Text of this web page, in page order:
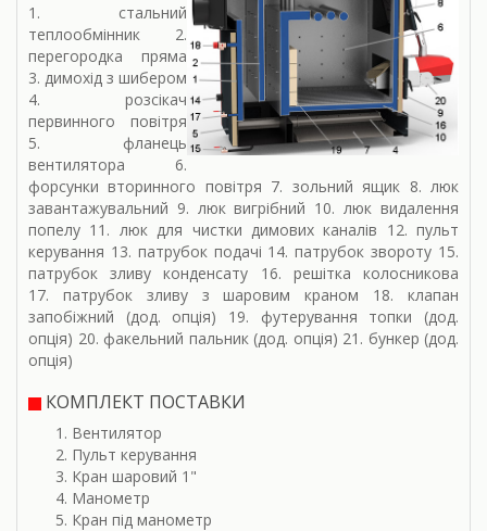
1. стальний
теплообмінник 2.
перегородка пряма
3. димохід з шибером
4. розсікач
первинного повітря
5. фланець
вентилятора 6.
форсунки вторинного повітря 7. зольний ящик 8. люк
завантажувальний 9. люк вигрібний 10. люк видалення
попелу 11. люк для чистки димових каналів 12. пульт
керування 13. патрубок подачі 14. патрубок звороту 15.
патрубок зливу конденсату 16. решітка колосникова
17. патрубок зливу з шаровим краном 18. клапан
запобіжний (дод. опція) 19. футерування топки (дод.
опція) 20. факельний пальник (дод. опція) 21. бункер (дод.
опція)
КОМПЛЕКТ ПОСТАВКИ
Вентилятор
Пульт керування
Кран шаровий 1"
Манометр
Кран під манометр